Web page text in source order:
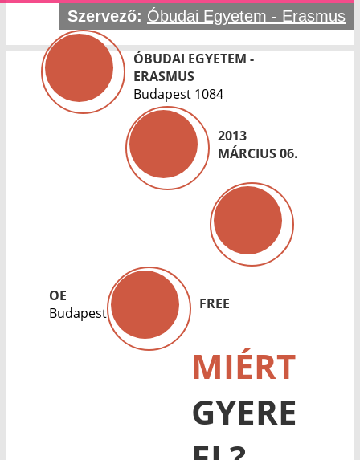
Szervező: Óbudai Egyetem - Erasmus
ÓBUDAI EGYETEM -
ERASMUS
Budapest 1084
2013
MÁRCIUS 06.
OE
Budapest
FREE
MIÉRT
GYERE